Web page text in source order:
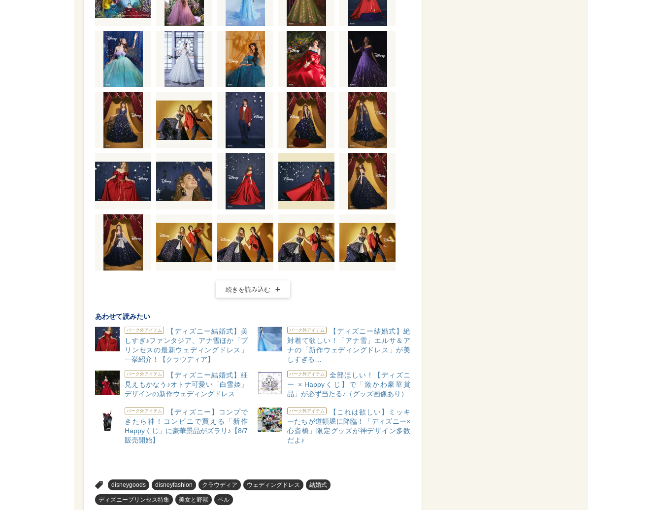
続きを読み込む
あわせて読みたい
パーク外アイテム
【ディズニー結婚式】美
しすぎ♪ファンタジア、アナ雪ほか「プ
リンセスの最新ウェディングドレス」
一挙紹介！【クラウディア】
パーク外アイテム
【ディズニー結婚式】絶
対着て欲しい！「アナ雪」エルサ＆ア
ナの「新作ウェディングドレス」が美
しすぎる…
パーク外アイテム
【ディズニー結婚式】細
見えもかなう♪オトナ可愛い「白雪姫」
デザインの新作ウェディングドレス
パーク外アイテム
全部ほしい！【ディズニ
ー × Happyくじ】で「激かわ豪華賞
品」が必ず当たる♪（グッズ画像あり）
パーク外アイテム
【ディズニー】コンプで
きたら神！コンビニで買える「新作
Happyくじ」に豪華景品がズラリ♪【8/7
販売開始】
パーク外アイテム
【これは欲しい】ミッキ
ーたちが道頓堀に降臨！「ディズニー×
心斎橋」限定グッズが神デザイン多数
だよ♪
disneygoods disneyfashion クラウディア ウェディングドレス 結婚式
ディズニープリンセス特集 美女と野獣 ベル